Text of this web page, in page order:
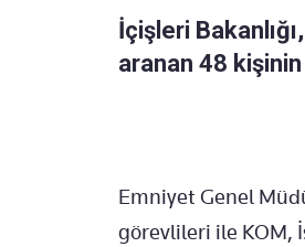
İçişleri
aranan 48
Emniyet Genel
görevlileri ile KOM,